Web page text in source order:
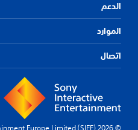
الدعم
الموارد
اتصال
© 2026 Sony Interactive Entertainment Europe Limited (SIEE)